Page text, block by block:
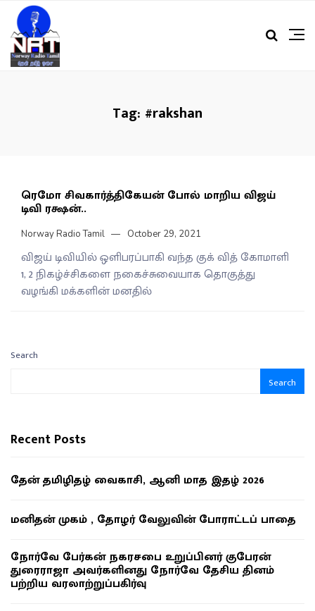
Tag: #rakshan
ரெமோ சிவகார்த்திகேயன் போல் மாறிய விஜய்
டிவி ரக்ஷன்..
Norway Radio Tamil October 29, 2021
விஜய் டிவியில் ஒளிபரப்பாகி வந்த குக் வித் கோமாளி
1, 2 நிகழ்ச்சிகளை நகைச்சுவையாக தொகுத்து
வழங்கி மக்களின் மனதில்
Search
Search
Recent Posts
தேன் தமிழிதழ் வைகாசி, ஆனி மாத இதழ் 2026
மனிதன் முகம் , தோழர் வேலுவின் போராட்டப் பாதை
நோர்வே பேர்கன் நகரசபை உறுப்பினர் குபேரன்
துரைராஜா அவர்களினது நோர்வே தேசிய தினம்
பற்றிய வரலாற்றுப்பகிர்வு